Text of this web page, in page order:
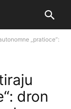
„pratioce“:
dron